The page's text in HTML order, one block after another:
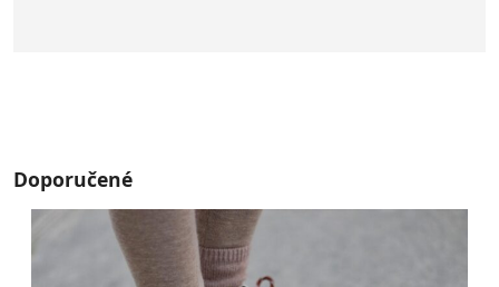
Doporučené